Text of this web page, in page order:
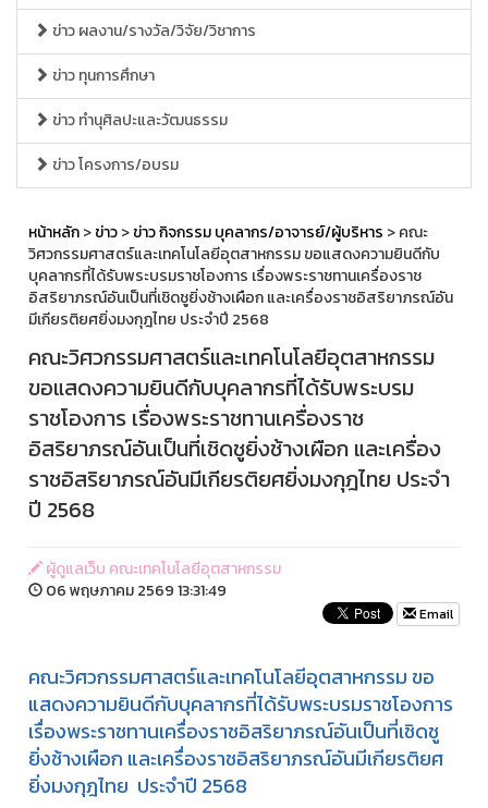
ข่าว ผลงาน/รางวัล/วิจัย/วิชาการ
ข่าว ทุนการศึกษา
ข่าว ทำนุศิลปะและวัฒนธรรม
ข่าว โครงการ/อบรม
หน้าหลัก>ข่าว>ข่าว กิจกรรม บุคลากร/อาจารย์/ผู้บริหาร > คณะ
วิศวกรรมศาสตร์และเทคโนโลยีอุตสาหกรรม ขอแสดงความยินดีกับ
บุคลากรที่ได้รับพระบรมราชโองการ เรื่องพระราชทานเครื่องราช
อิสริยาภรณ์อันเป็นที่เชิดชูยิ่งช้างเผือก และเครื่องราชอิสริยาภรณ์อัน
มีเกียรติยศยิ่งมงกุฎไทย ประจำปี 2568
คณะวิศวกรรมศาสตร์และเทคโนโลยีอุตสาหกรรม
ขอแสดงความยินดีกับบุคลากรที่ได้รับพระบรม
ราชโองการ เรื่องพระราชทานเครื่องราช
อิสริยาภรณ์อันเป็นที่เชิดชูยิ่งช้างเผือก และเครื่อง
ราชอิสริยาภรณ์อันมีเกียรติยศยิ่งมงกุฎไทย ประจำ
ปี 2568
ผู้ดูแลเว็บ คณะเทคโนโลยีอุตสาหกรรม
06 พฤษภาคม 2569 13:31:49
Email
คณะวิศวกรรมศาสตร์และเทคโนโลยีอุตสาหกรรม ขอ
แสดงความยินดีกับบุคลากรที่ได้รับพระบรมราชโองการ
เรื่องพระราชทานเครื่องราชอิสริยาภรณ์อันเป็นที่เชิดชู
ยิ่งช้างเผือก และเครื่องราชอิสริยาภรณ์อันมีเกียรติยศ
ยิ่งมงกุฎไทย ประจำปี 2568